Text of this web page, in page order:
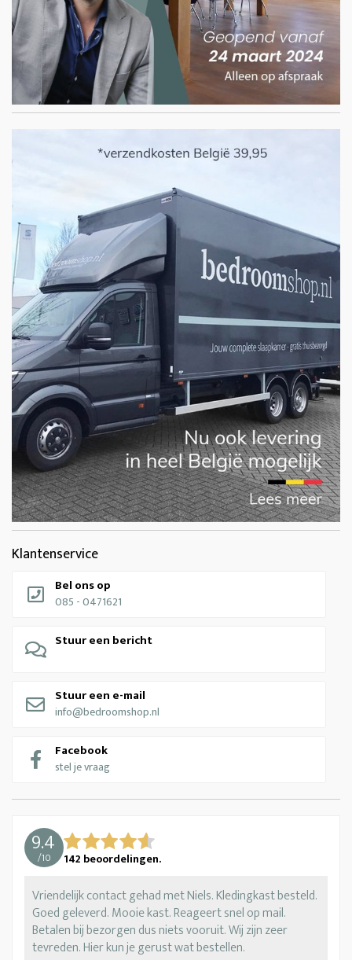
Klantenservice
Bel ons op
085 - 0471621
Stuur een bericht
Stuur een e-mail
info@bedroomshop.nl
Facebook
stel je vraag
9.4
/10 142 beoordelingen.
Vriendelijk contact gehad met Niels. Kledingkast besteld.
Goed geleverd. Mooie kast. Reageert snel op mail.
Betalen bij bezorgen dus niets vooruit. Wij zijn zeer
tevreden. Hier kun je gerust wat bestellen.